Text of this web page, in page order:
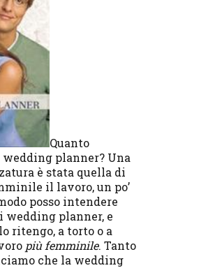
Quanto
wedding planner? Una
è stata quella di
il lavoro, un po’
posso intendere
wedding planner, e
ritengo, a torto o a
più femminile. Tanto
che la wedding